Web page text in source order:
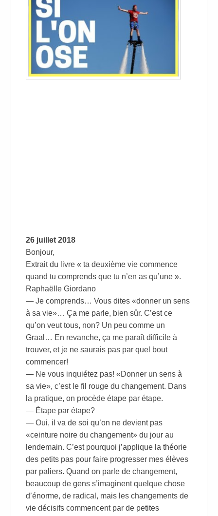
26 juillet 2018
Bonjour,
Extrait du livre « ta deuxième vie commence
quand tu comprends que tu n’en as qu’une ».
Raphaëlle Giordano
— Je comprends… Vous dites «donner un sens
à sa vie»… Ça me parle, bien sûr. C’est ce
qu’on veut tous, non? Un peu comme un
Graal… En revanche, ça me paraît difficile à
trouver, et je ne saurais pas par quel bout
commencer!
— Ne vous inquiétez pas! «Donner un sens à
sa vie», c’est le fil rouge du changement. Dans
la pratique, on procède étape par étape.
— Étape par étape?
— Oui, il va de soi qu’on ne devient pas
«ceinture noire du changement» du jour au
lendemain. C’est pourquoi j’applique la théorie
des petits pas pour faire progresser mes élèves
par paliers. Quand on parle de changement,
beaucoup de gens s’imaginent quelque chose
d’énorme, de radical, mais les changements de
vie décisifs commencent par de petites